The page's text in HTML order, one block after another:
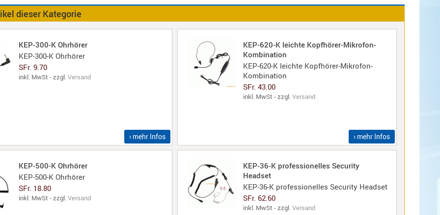
dieser Kategorie
KEP-300-K Ohrhörer
KEP-300-K Ohrhörer
SFr. 9.70
inkl. MwSt - zzgl.Versand
› mehr Infos
KEP-620-K leichte Kopfhörer-Mikrofon-
Kombination
KEP-620-K leichte Kopfhörer-Mikrofon-
Kombination
SFr. 43.00
inkl. MwSt - zzgl.Versand
› mehr Infos
KEP-500-K Ohrhörer
KEP-500-K Ohrhörer
SFr. 18.80
inkl. MwSt - zzgl.Versand
KEP-36-K professionelles Security
Headset
KEP-36-K professionelles Security Headset
SFr. 62.60
inkl. MwSt - zzgl.Versand